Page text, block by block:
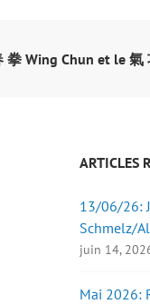
拳 Wing Chun et le 氣
ARTICLES
13/06/26:
Schmelz/
juin 14,
Mai 2026: